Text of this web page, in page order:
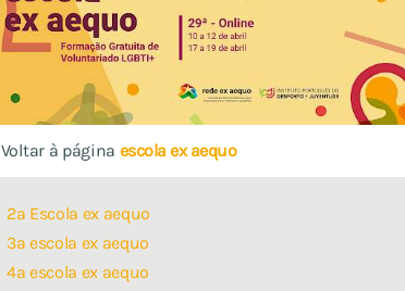
Voltar à página escola ex aequo
2ª Escola ex aequo
3ª escola ex aequo
4ª escola ex aequo